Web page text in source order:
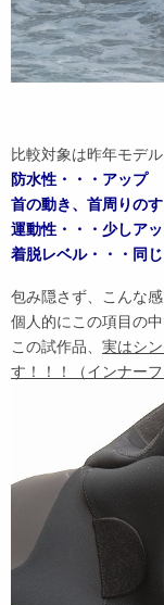
比較対象は昨年モデ
防水性・・・アップ
首の動き、首周りの
運動性・・・少しア
着脱レベル・・・同
包み隠さず、こんな
個人的にこの項目の中
この試作品、 実はシ
す！！！（インナー